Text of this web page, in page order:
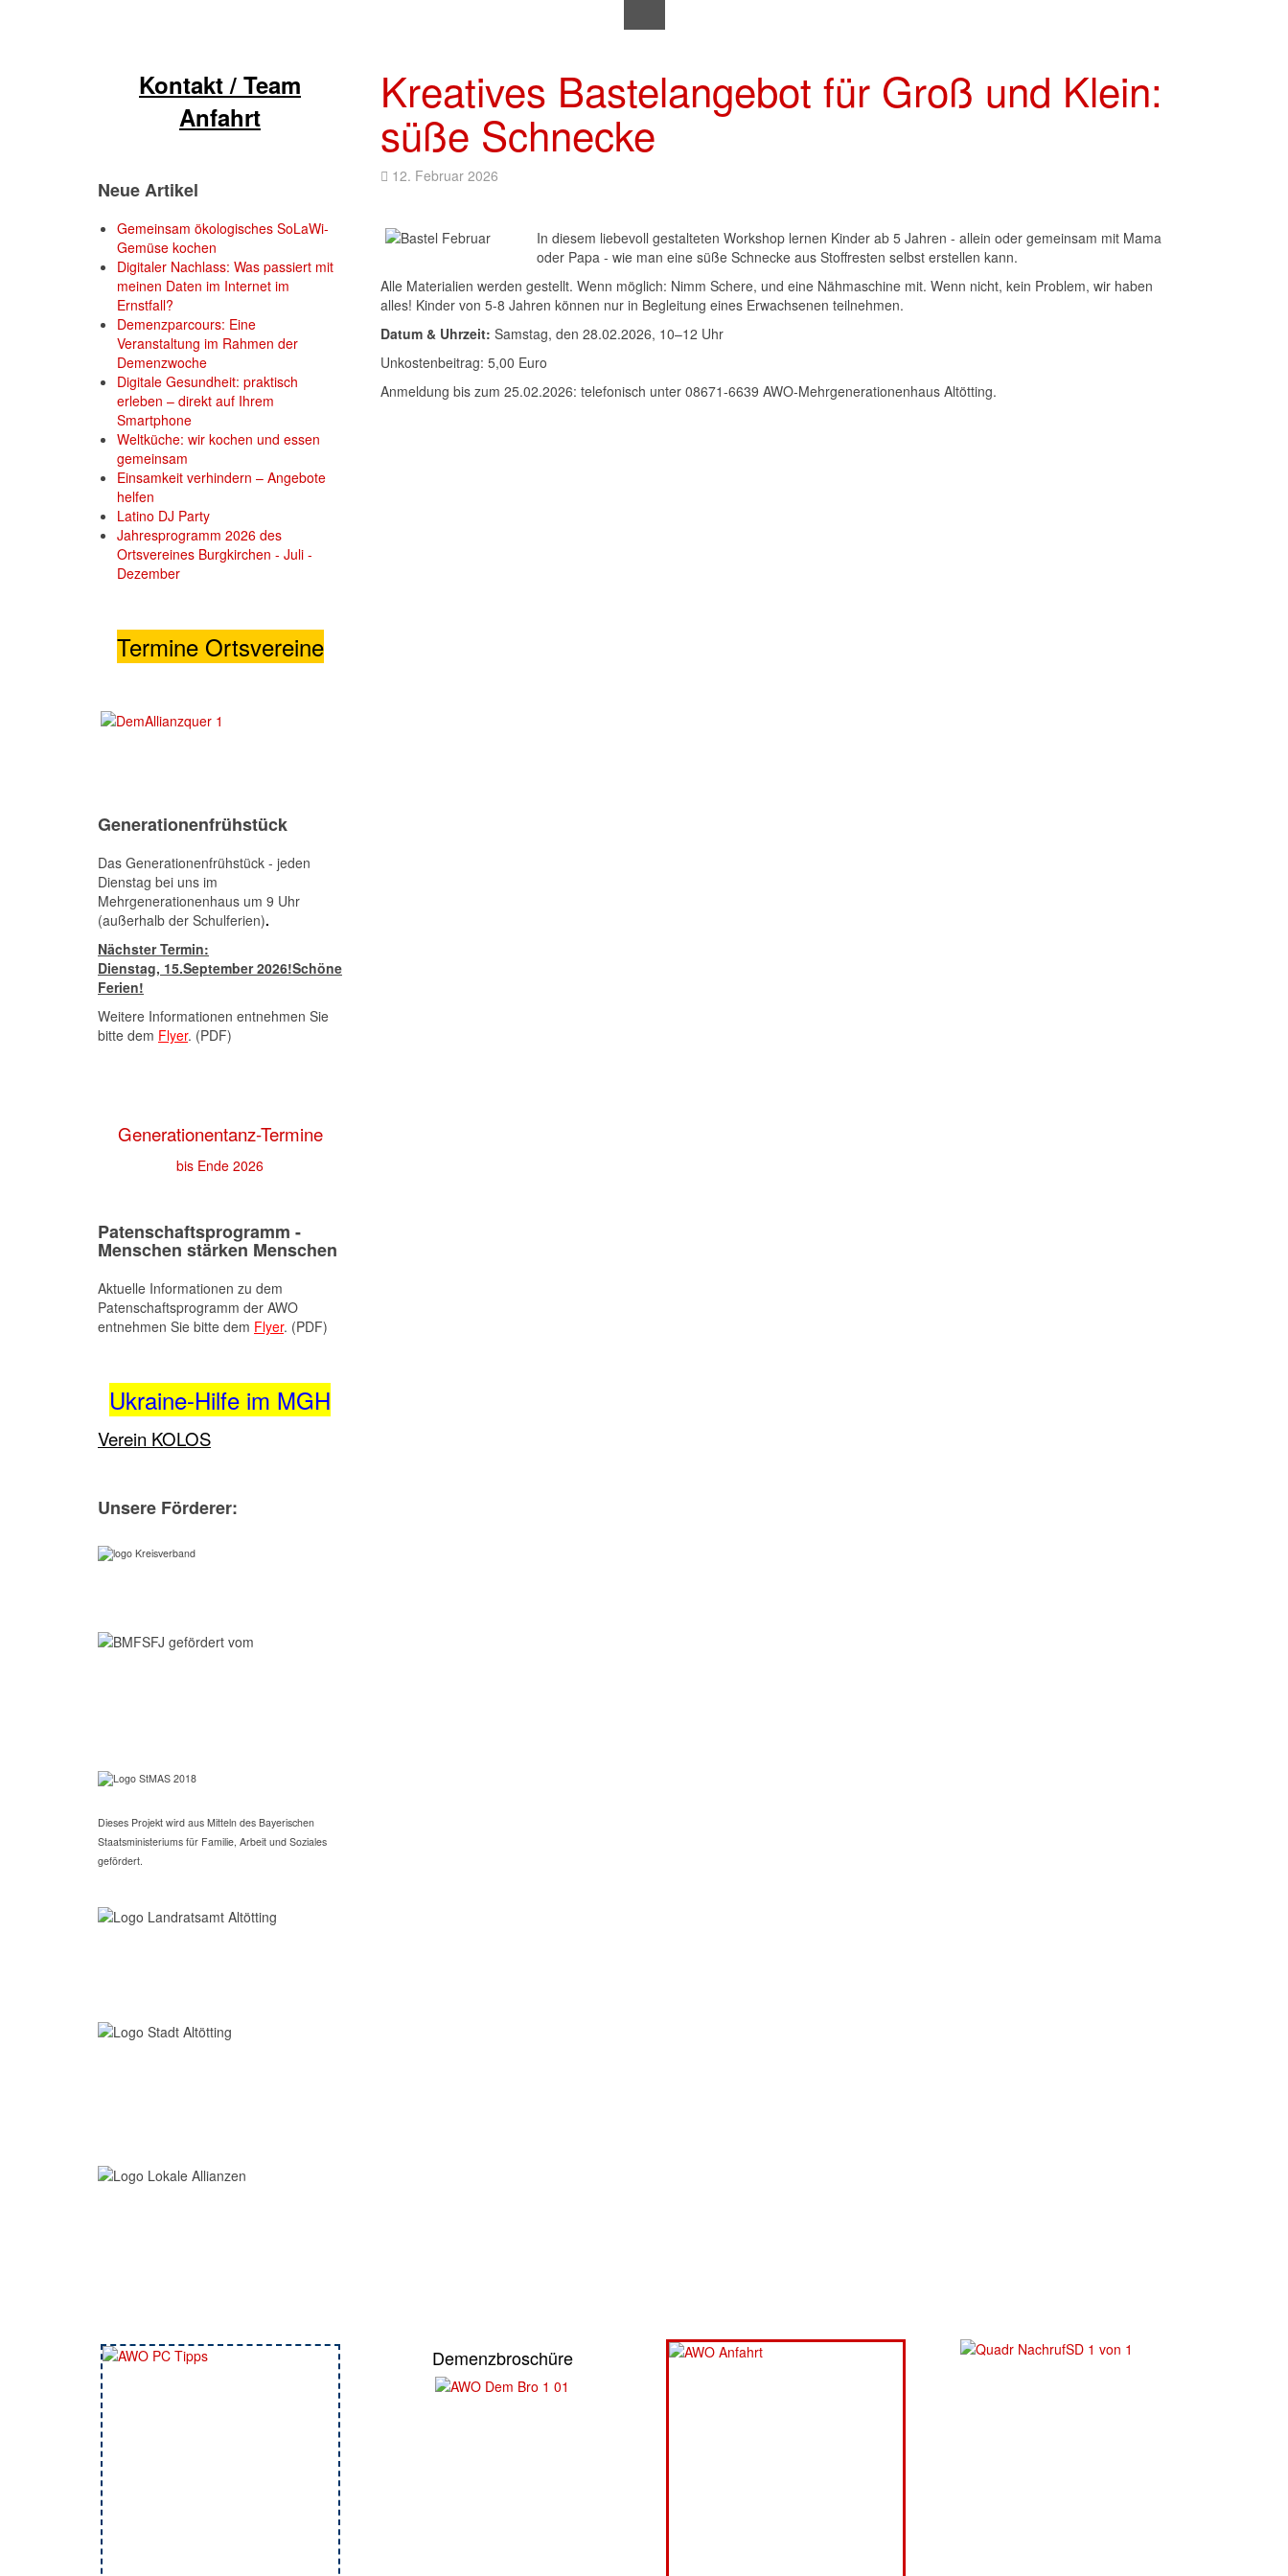
Kreatives Bastelangebot für Groß und Klein:
süße Schnecke
12. Februar 2026
In diesem liebevoll gestalteten Workshop lernen Kinder ab 5 Jahren - allein oder gemeinsam mit Mama
oder Papa - wie man eine süße Schnecke aus Stoffresten selbst erstellen kann.
Alle Materialien werden gestellt. Wenn möglich: Nimm Schere, und eine Nähmaschine mit. Wenn nicht, kein Problem, wir haben
alles! Kinder von 5-8 Jahren können nur in Begleitung eines Erwachsenen teilnehmen.
Datum & Uhrzeit: Samstag, den 28.02.2026, 10–12 Uhr
Unkostenbeitrag: 5,00 Euro
Anmeldung bis zum 25.02.2026: telefonisch unter 08671-6639 AWO-Mehrgenerationenhaus Altötting.
Kontakt / Team
Anfahrt
Neue Artikel
Gemeinsam ökologisches SoLaWi-
Gemüse kochen
Digitaler Nachlass: Was passiert mit
meinen Daten im Internet im
Ernstfall?
Demenzparcours: Eine
Veranstaltung im Rahmen der
Demenzwoche
Digitale Gesundheit: praktisch
erleben – direkt auf Ihrem
Smartphone
Weltküche: wir kochen und essen
gemeinsam
Einsamkeit verhindern – Angebote
helfen
Latino DJ Party
Jahresprogramm 2026 des
Ortsvereines Burgkirchen - Juli -
Dezember
Termine Ortsvereine
Generationenfrühstück
Das Generationenfrühstück - jeden
Dienstag bei uns im
Mehrgenerationenhaus um 9 Uhr
(außerhalb der Schulferien).
Nächster Termin:
Dienstag, 15.September 2026!Schöne
Ferien!
Weitere Informationen entnehmen Sie
bitte dem Flyer. (PDF)
Generationentanz-Termine
bis Ende 2026
Patenschaftsprogramm -
Menschen stärken Menschen
Aktuelle Informationen zu dem
Patenschaftsprogramm der AWO
entnehmen Sie bitte dem Flyer. (PDF)
Ukraine-Hilfe im MGH
Verein KOLOS
Unsere Förderer:
Dieses Projekt wird aus Mitteln des Bayerischen
Staatsministeriums für Familie, Arbeit und Soziales
gefördert.
Demenzbroschüre